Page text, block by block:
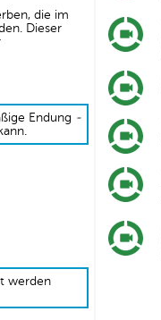
die im
Dieser
Endung -
werden